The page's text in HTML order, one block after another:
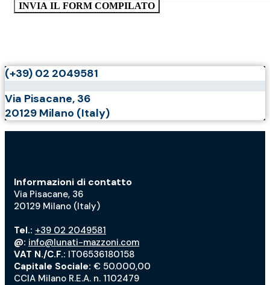
(+39) 02 2049581
Via Pisacane, 36
20129 Milano (Italy)
Informazioni di contatto
Via Pisacane, 36
20129 Milano (Italy)
Tel.: +39 02 2049581
@: info@lunati-mazzoni.com
VAT N./C.F.: IT06536180158
Capitale Sociale: € 50.000,00
CCIA Milano R.E.A. n. 1102479